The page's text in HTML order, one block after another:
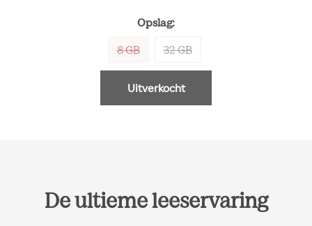
Opslag:
8 GB
32 GB
Uitverkocht
De ultieme leeservaring